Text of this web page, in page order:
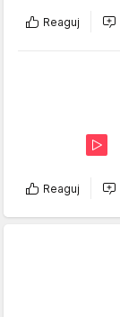
Reaguj
Reaguj